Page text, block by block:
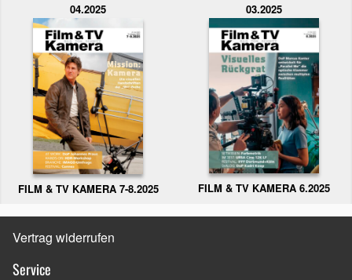
04.2025
03.2025
FILM & TV KAMERA 7-8.2025 FILM & TV KAMERA 6.2025
Vertrag widerrufen
Service